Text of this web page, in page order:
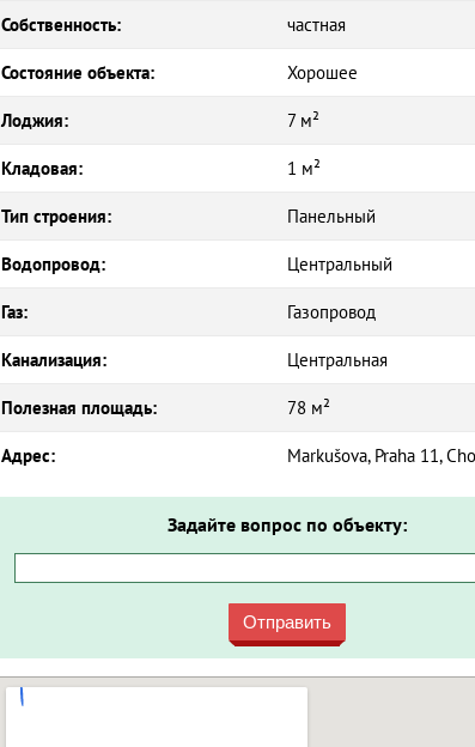
Собственность: частная
Состояние объекта: Хорошее
Лоджия: 7 м²
Кладовая: 1 м²
Тип строения: Панельный
Водопровод: Центральный
Газ: Газопровод
Канализация: Центральная
Полезная площадь: 78 м²
Адрес: Markušova, Praha 11,
Задайте вопрос по объекту:
Отправить